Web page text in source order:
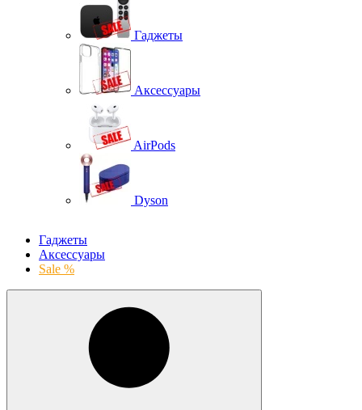
Гаджеты
Аксессуары
AirPods
Dyson
Гаджеты
Аксессуары
Sale %